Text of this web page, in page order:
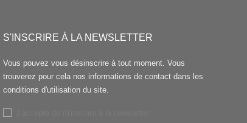
S'INSCRIRE À LA NEWSLETTER
Vous pouvez vous désinscrire à tout moment. Vous
trouverez pour cela nos informations de contact dans les
conditions d'utilisation du site.